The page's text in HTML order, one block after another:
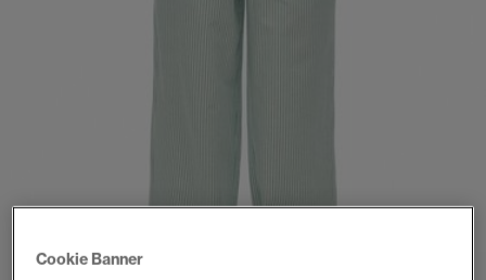
Cookie Banner